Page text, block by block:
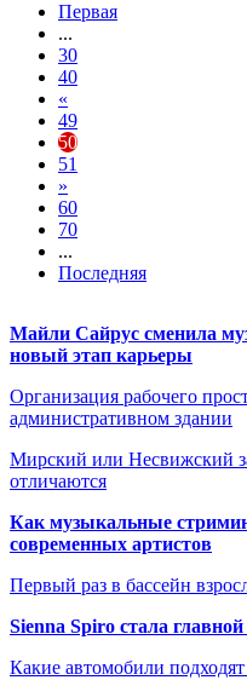
Первая
...
30
40
«
49
50
51
»
60
70
...
Последняя
Майли Сайрус сменила
новый этап карьеры
Организация рабочего
административном здании
Мирский или Несвижский
отличаются
Как музыкальные
современных артистов
Первый раз в бассейн
Sienna Spiro стала
Какие автомобили